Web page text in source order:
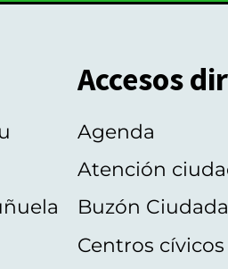
Accesos
Agenda
Atención
Buzón
Centros cívicos